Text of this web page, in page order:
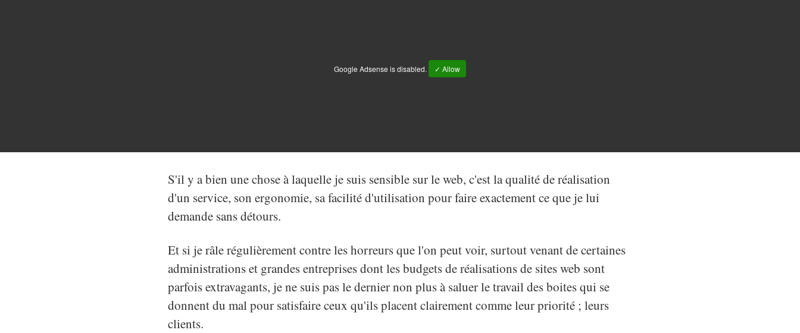
Google Adsense is disabled. ✓ Allow
S'il y a bien une chose à laquelle je suis sensible sur le web, c'est la qualité de réalisation
d'un service, son ergonomie, sa facilité d'utilisation pour faire exactement ce que je lui
demande sans détours.
Et si je râle régulièrement contre les horreurs que l'on peut voir, surtout venant de certaines
administrations et grandes entreprises dont les budgets de réalisations de sites web sont
parfois extravagants, je ne suis pas le dernier non plus à saluer le travail des boites qui se
donnent du mal pour satisfaire ceux qu'ils placent clairement comme leur priorité ; leurs
clients.